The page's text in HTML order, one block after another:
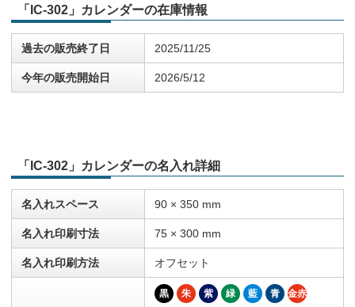
「IC-302」カレンダーの在庫情報
過去の販売終了日 2025/11/25
今年の販売開始日 2026/5/12
「IC-302」カレンダーの名入れ詳細
名入れスペース 90 × 350 mm
名入れ印刷寸法 75 × 300 mm
名入れ印刷方法 オフセット
黒 朱 紫 緑 藍 青
金赤